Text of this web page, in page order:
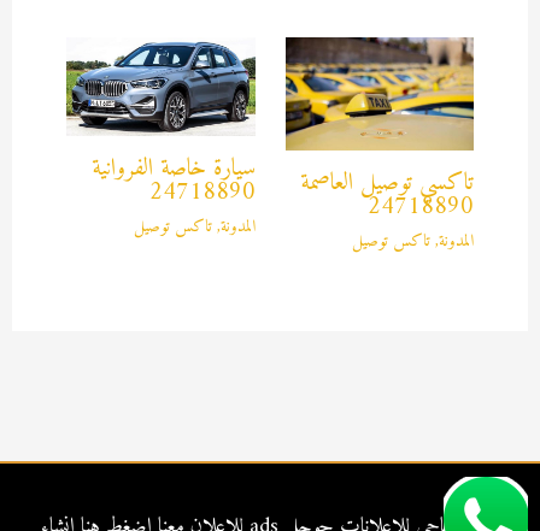
تاكسي توصيل العاصمة
24718890
المدونة,تاكس توصيل
سيارة خاصة الفروانية
24718890
المدونة,تاكس توصيل